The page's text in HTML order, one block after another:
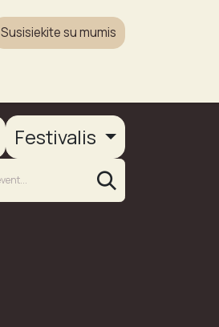
Susisiekite su mumis
Festivalis